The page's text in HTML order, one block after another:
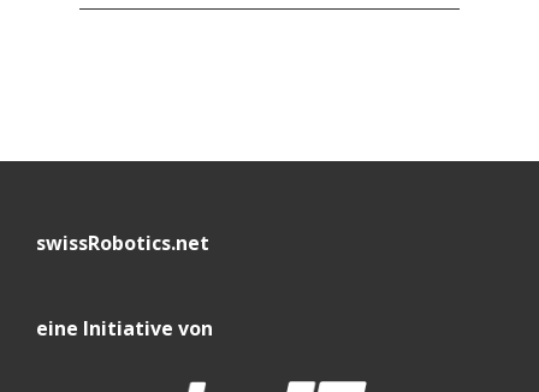
swissRobotics.net
eine Initiative von